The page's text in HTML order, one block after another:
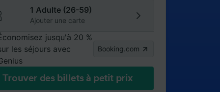
1 Adulte (26-59)
Ajouter une carte
jusqu'à 20 %
les séjours avec
Booking.com
Trouver des billets à petit prix